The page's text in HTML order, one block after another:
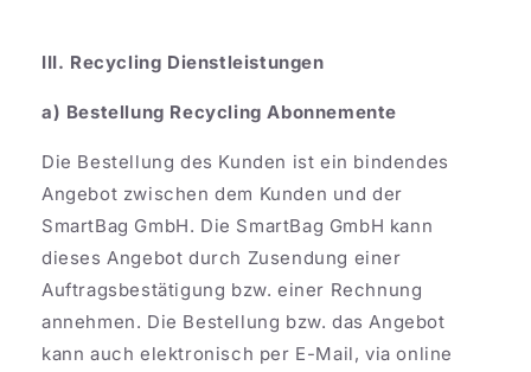
III. Recycling Dienstleistungen
a) Bestellung Recycling Abonnemente
Die Bestellung des Kunden ist ein bindendes
Angebot zwischen dem Kunden und der
SmartBag GmbH. Die SmartBag GmbH kann
dieses Angebot durch Zusendung einer
Auftragsbestätigung bzw. einer Rechnung
annehmen. Die Bestellung bzw. das Angebot
kann auch elektronisch per E-Mail, via online